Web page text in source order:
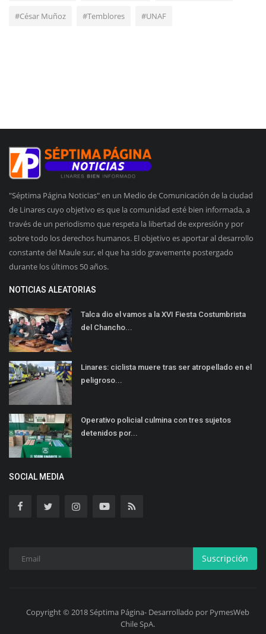
#César Muñoz #Temblores #UNAF
"Séptima Página Noticias" en un Medio de Comunicación de la ciudad
de Linares cuyo objetivo es que la comunidad esté bien informada, a
través de un periodismo que respeta la libertad de expresión y por
sobre todo los derechos humanos. El objetivo es aportar al desarrollo
constante del Maule sur, el que ha sido gravemente postergado
durante los últimos 50 años.
NOTICIAS ALEATORIAS
Talca dio el vamos a la XVI Fiesta Costumbrista
del Chancho...
Linares: ciclista muere tras ser atropellado en el
peligroso...
Operativo policial culmina con tres sujetos
detenidos por...
SOCIAL MEDIA
Suscripción
Copyright © 2018 Séptima Página- Desarrollado por PymesWeb
Chile SpA.